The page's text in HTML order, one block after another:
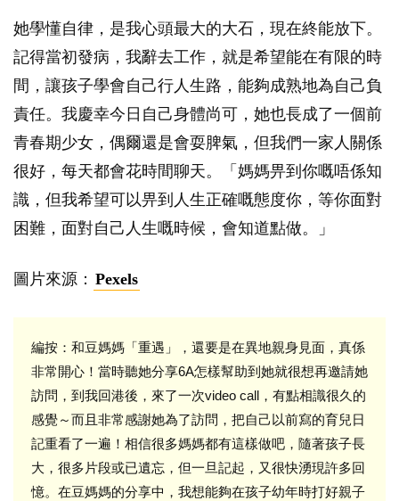
她學懂自律，是我心頭最大的大石，現在終能放下。
記得當初發病，我辭去工作，就是希望能在有限的時
間，讓孩子學會自己行人生路，能夠成熟地為自己負
責任。我慶幸今日自己身體尚可，她也長成了一個前
青春期少女，偶爾還是會耍脾氣，但我們一家人關係
很好，每天都會花時間聊天。「媽媽畀到你嘅唔係知
識，但我希望可以畀到人生正確嘅態度你，等你面對
困難，面對自己人生嘅時候，會知道點做。」
圖片來源： Pexels
編按：和豆媽媽「重遇」，還要是在異地親身見面，真係
非常開心！當時聽她分享6A怎樣幫助到她就很想再邀請她
訪問，到我回港後，來了一次video call，有點相識很久的
感覺～而且非常感謝她為了訪問，把自己以前寫的育兒日
記重看了一遍！相信很多媽媽都有這樣做吧，隨著孩子長
大，很多片段或已遺忘，但一旦記起，又很快湧現許多回
憶。在豆媽媽的分享中，我想能夠在孩子幼年時打好親子